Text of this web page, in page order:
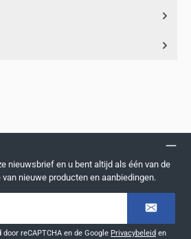
nieuwsbrief en u bent altijd als één van de
nieuwe producten en aanbiedingen.
reCAPTCHA en de Google Privacybeleid en